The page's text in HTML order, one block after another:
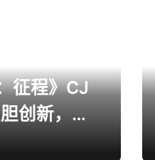
创新，用
战